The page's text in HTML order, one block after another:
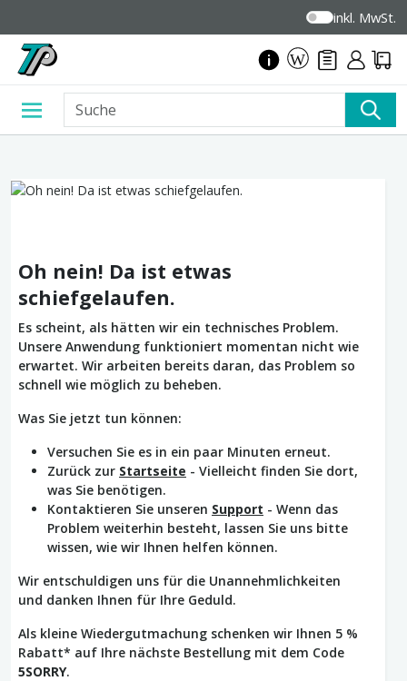
inkl. MwSt.
Oh nein! Da ist etwas
schiefgelaufen.
Es scheint, als hätten wir ein technisches Problem.
Unsere Anwendung funktioniert momentan nicht wie
erwartet. Wir arbeiten bereits daran, das Problem so
schnell wie möglich zu beheben.
Was Sie jetzt tun können:
Versuchen Sie es in ein paar Minuten erneut.
Zurück zur Startseite - Vielleicht finden Sie dort,
was Sie benötigen.
Kontaktieren Sie unseren Support - Wenn das
Problem weiterhin besteht, lassen Sie uns bitte
wissen, wie wir Ihnen helfen können.
Wir entschuldigen uns für die Unannehmlichkeiten
und danken Ihnen für Ihre Geduld.
Als kleine Wiedergutmachung schenken wir Ihnen 5 %
Rabatt* auf Ihre nächste Bestellung mit dem Code
5SORRY.